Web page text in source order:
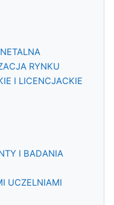
RYNKU
I LICENCJACKIE
I BADANIA
UCZELNIAMI